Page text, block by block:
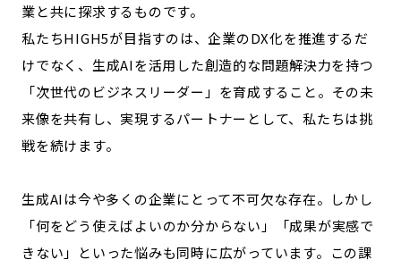
業と共に探求するものです。
私たちHIGH5が目指すのは、企業のDX化を推進するだ
けでなく、生成AIを活用した創造的な問題解決力を持つ
「次世代のビジネスリーダー」を育成すること。その未
来像を共有し、実現するパートナーとして、私たちは挑
戦を続けます。
生成AIは今や多くの企業にとって不可欠な存在。しかし
「何をどう使えばよいのか分からない」「成果が実感で
きない」といった悩みも同時に広がっています。この課